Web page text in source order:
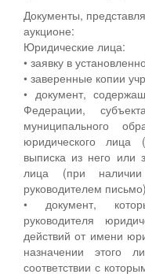
Документы,
аукционе:
Юридические лица:
• заявку в
• заверенные копии
• документ,
Федерации,
муниципального
юридического лица
выписка из него или
лица (при
руководителем
• документ,
руководителя
действий от имени
назначении
соответствии с